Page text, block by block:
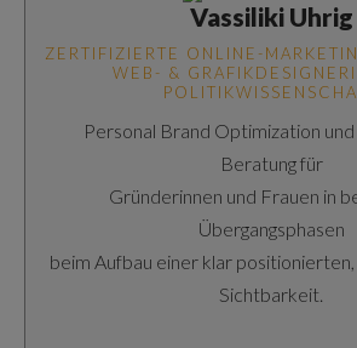
Vassiliki Uhrig
ZERTIFIZIERTE ONLINE-
WEB- &
Personal Brand Optimization
Beratung für
Gründerinnen und Frauen in
Übergangsphasen
beim Aufbau einer klar
Sichtbarkeit.